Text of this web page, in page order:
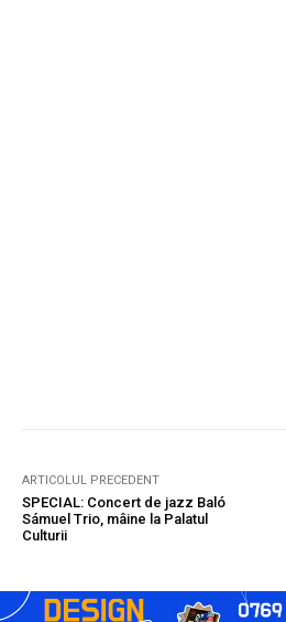
ARTICOLUL PRECEDENT
SPECIAL: Concert de jazz Baló
Sámuel Trio, mâine la Palatul
Culturii